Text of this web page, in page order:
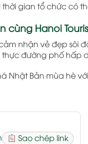
thời gian tổ chức có
cùng Hanoi
nhận vẻ đẹp sôi
đường phố hấp
Nhật Bản mùa hè
Sao chép link